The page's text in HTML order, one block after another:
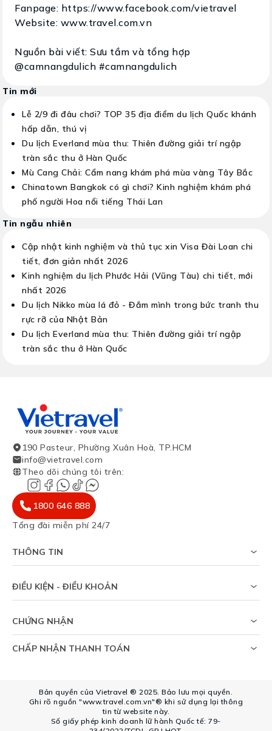
Fanpage: https://www.facebook.com/vietravel
Website: www.travel.com.vn
Nguồn bài viết: Sưu tầm và tổng hợp
@camnangdulich #camnangdulich
Tin mới
Lễ 2/9 đi đâu chơi? TOP 35 địa điểm du lịch Quốc khánh
hấp dẫn, thú vị
Du lịch Everland mùa thu: Thiên đường giải trí ngập
tràn sắc thu ở Hàn Quốc
Mù Cang Chải: Cẩm nang khám phá mùa vàng Tây Bắc
Chinatown Bangkok có gì chơi? Kinh nghiệm khám phá
phố người Hoa nổi tiếng Thái Lan
Tin ngẫu nhiên
Cập nhật kinh nghiệm và thủ tục xin Visa Đài Loan chi
tiết, đơn giản nhất 2026
Kinh nghiệm du lịch Phước Hải (Vũng Tàu) chi tiết, mới
nhất 2026
Du lịch Nikko mùa lá đỏ - Đắm mình trong bức tranh thu
rực rỡ của Nhật Bản
Du lịch Everland mùa thu: Thiên đường giải trí ngập
tràn sắc thu ở Hàn Quốc
190 Pasteur, Phường Xuân Hoà, TP.HCM
info@vietravel.com
Theo dõi chúng tôi trên:
1800 646 888
Tổng đài miễn phí 24/7
THÔNG TIN
Khảo sát tỷ lệ đạt visa
Sitemap
Trợ giúp
ĐIỀU KIỆN - ĐIỀU KHOẢN
Thỏa thuận sử dụng
CHỨNG NHẬN
CHẤP NHẬN THANH TOÁN
Bản quyền của Vietravel ® 2025. Bảo lưu mọi quyền.
Ghi rõ nguồn "www.travel.com.vn"® khi sử dụng lại thông
tin từ website này.
Số giấy phép kinh doanh lữ hành Quốc tế: 79-